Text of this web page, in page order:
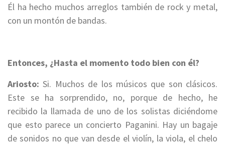
Él ha hecho muchos arreglos también de rock y metal,
con un montón de bandas.
Entonces, ¿Hasta el momento todo bien con él?
Ariosto: Si. Muchos de los músicos que son clásicos.
Este se ha sorprendido, no, porque de hecho, he
recibido la llamada de uno de los solistas diciéndome
que esto parece un concierto Paganini. Hay un bagaje
de sonidos no que van desde el violín, la viola, el chelo